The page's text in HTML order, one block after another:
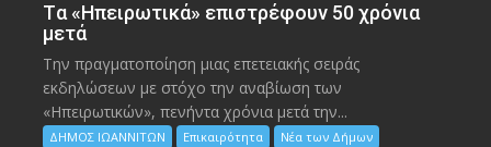
Tα «Ηπειρωτικά» επιστρέφουν 50 χρόνια
μετά
Την πραγματοποίηση μιας επετειακής σειράς
εκδηλώσεων με στόχο την αναβίωση των
«Ηπειρωτικών», πενήντα χρόνια μετά την...
ΔΗΜΟΣ ΙΩΑΝΝΙΤΩΝ Επικαιρότητα
Νέα των Δήμων